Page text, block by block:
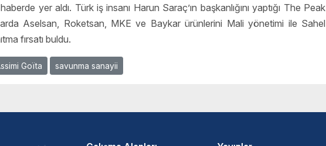
yer aldı. Türk iş insanı Harun Saraç’ın başkanlığını yaptığı The Peak
Aselsan, Roketsan, MKE ve Baykar ürünlerini Mali yönetimi ile Sahel
fırsatı buldu.
Goïta savunma sanayii